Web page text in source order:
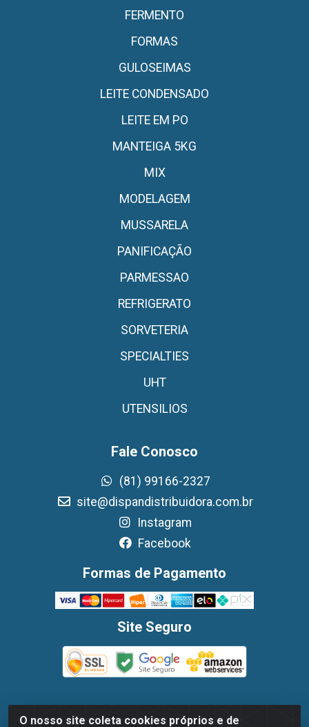
O nosso site coleta cookies próprios e de
FERMENTO
FORMAS
GULOSEIMAS
LEITE CONDENSADO
LEITE EM PO
MANTEIGA 5KG
MIX
MODELAGEM
MUSSARELA
PANIFICAÇÃO
PARMESSAO
REFRIGERATO
SORVETERIA
SPECIALTIES
UHT
UTENSILIOS
Fale Conosco
(81) 99166-2327
site@dispandistribuidora.com.br
Instagram
Facebook
Formas de Pagamento
Site Seguro